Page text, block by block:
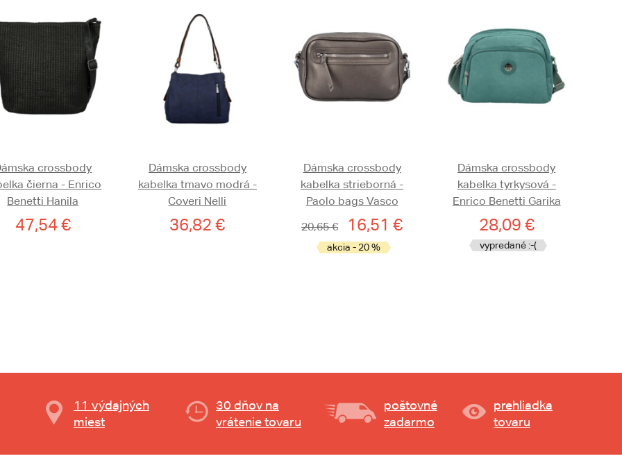
crossbody
čierna - Enrico
Benetti Hanila
47,54 €
Dámska crossbody
kabelka tmavo modrá -
Coveri Nelli
36,82 €
Dámska crossbody
kabelka strieborná -
Paolo bags Vasco
20,65 €
16,51 €
akcia - 20 %
Dámska crossbody
kabelka tyrkysová -
Enrico Benetti Garika
28,09 €
vypredané :-(
11 výdajných
miest
30 dňov na
vrátenie tovaru
poštovné
zadarmo
prehliadka
tovaru